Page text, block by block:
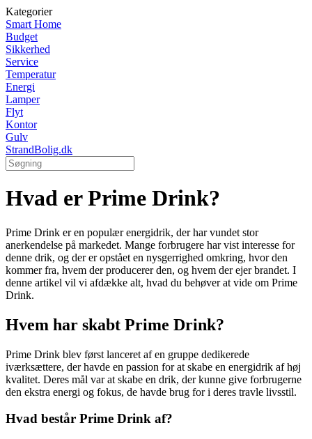
Kategorier
Smart Home
Budget
Sikkerhed
Service
Temperatur
Energi
Lamper
Flyt
Kontor
Gulv
StrandBolig.dk
Hvad er Prime Drink?
Prime Drink er en populær energidrik, der har vundet stor
anerkendelse på markedet. Mange forbrugere har vist interesse for
denne drik, og der er opstået en nysgerrighed omkring, hvor den
kommer fra, hvem der producerer den, og hvem der ejer brandet. I
denne artikel vil vi afdække alt, hvad du behøver at vide om Prime
Drink.
Hvem har skabt Prime Drink?
Prime Drink blev først lanceret af en gruppe dedikerede
iværksættere, der havde en passion for at skabe en energidrik af høj
kvalitet. Deres mål var at skabe en drik, der kunne give forbrugerne
den ekstra energi og fokus, de havde brug for i deres travle livsstil.
Hvad består Prime Drink af?